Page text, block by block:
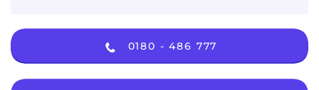
0180 - 486 777